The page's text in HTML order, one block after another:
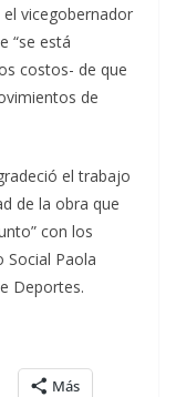
vicegobernador
“se está
costos- de que
de
el trabajo
de la obra que
con los
Social Paola
Deportes.
Más